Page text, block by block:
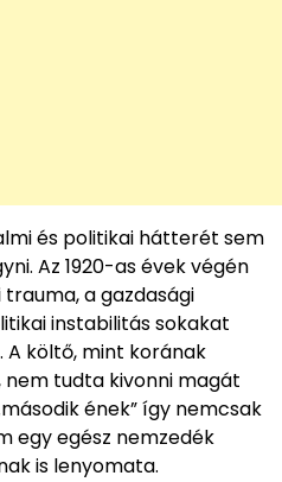
és politikai hátterét sem
Az 1920-as évek végén
a gazdasági
instabilitás sokakat
költő, mint korának
tudta kivonni magát
ének” így nemcsak
egy egész nemzedék
is lenyomata.